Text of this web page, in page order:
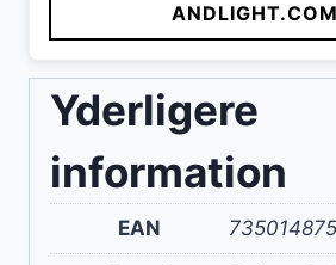
var:
6.999 kr..
er:
5.600 kr..
Yderligere
information
EAN